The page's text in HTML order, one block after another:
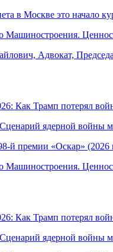
в Москве это начало
Адвокат,
Как Трамп потерял
ядерной
й премии «Оскар» (2026
Как Трамп потерял
ядерной